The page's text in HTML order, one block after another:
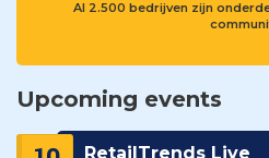
Al 2.500 bedrijven zijn
Upcoming events
RetailTrends Live